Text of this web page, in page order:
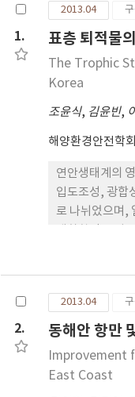
1.
2013.04
표층 퇴적물
The Trophic
Korea
조윤식, 김윤빈,
해양환경안전학
연안생태계의
입도조성, 광합
로 나뉘었으며,
진해만, 행암
단된다.
2.
2013.04
동해안 항만
Improvement
East Coast